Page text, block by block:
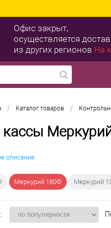
Офис закрыт,
осуществляется
из других регионов На
/ Каталог товаров /
описание
Меркурий 180Ф Меркурий